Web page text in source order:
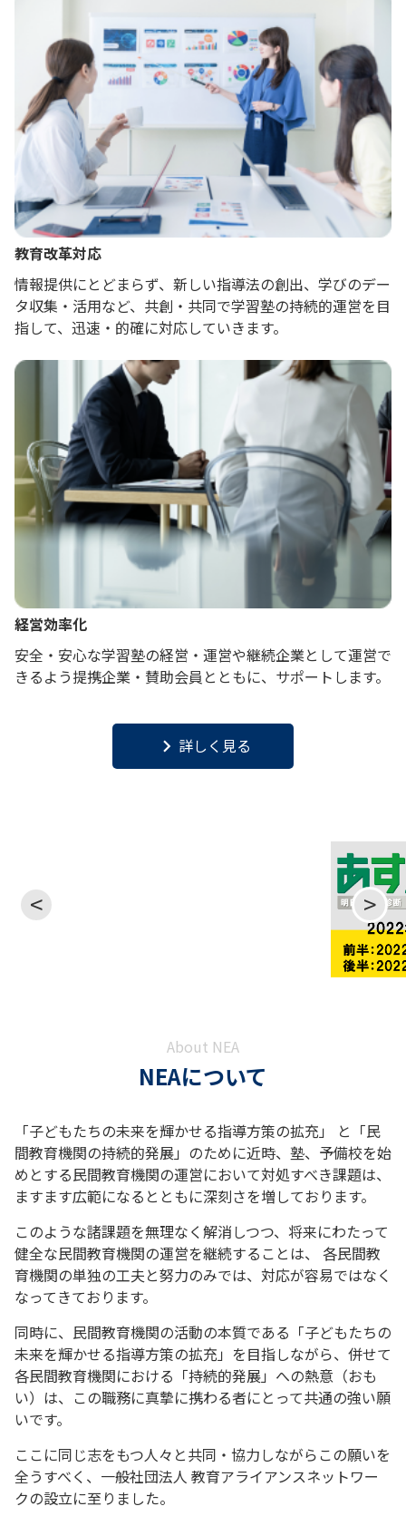
教育改革対応
情報提供にとどまらず、新しい指導法の創出、学びのデー
タ収集・活用など、共創・共同で学習塾の持続的運営を目
指して、迅速・的確に対応していきます。
経営効率化
安全・安心な学習塾の経営・運営や継続企業として運営で
きるよう提携企業・賛助会員とともに、サポートします。
keyboard_arrow_right 詳しく見る
< >
About NEA
NEAについて
「子どもたちの未来を輝かせる指導方策の拡充」 と「民
間教育機関の持続的発展」のために近時、塾、予備校を始
めとする民間教育機関の運営において対処すべき課題は、
ますます広範になるとともに深刻さを増しております。
このような諸課題を無理なく解消しつつ、将来にわたって
健全な民間教育機関の運営を継続することは、 各民間教
育機関の単独の工夫と努力のみでは、対応が容易ではなく
なってきております。
同時に、民間教育機関の活動の本質である「子どもたちの
未来を輝かせる指導方策の拡充」を目指しながら、併せて
各民間教育機関における「持続的発展」への熱意（おも
い）は、この職務に真摯に携わる者にとって共通の強い願
いです。
ここに同じ志をもつ人々と共同・協力しながらこの願いを
全うすべく、一般社団法人 教育アライアンスネットワー
クの設立に至りました。